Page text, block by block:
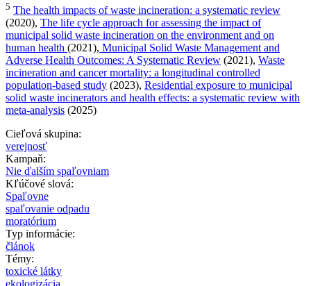
5 The health impacts of waste incineration: a systematic review
(2020), The life cycle approach for assessing the impact of
municipal solid waste incineration on the environment and on
human health (2021), Municipal Solid Waste Management and
Adverse Health Outcomes: A Systematic Review (2021), Waste
incineration and cancer mortality: a longitudinal controlled
population-based study (2023), Residential exposure to municipal
solid waste incinerators and health effects: a systematic review with
meta-analysis (2025)
Cieľová skupina:
verejnosť
Kampaň:
Nie ďalším spaľovniam
Kľúčové slová:
Spaľovne
spaľovanie odpadu
moratórium
Typ informácie:
článok
Témy:
toxické látky